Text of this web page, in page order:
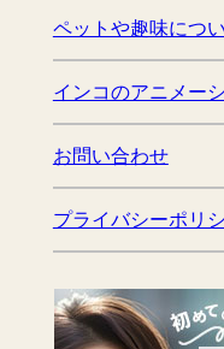
ペットや趣味につ
インコのアニメー
お問い合わせ
プライバシーポリ